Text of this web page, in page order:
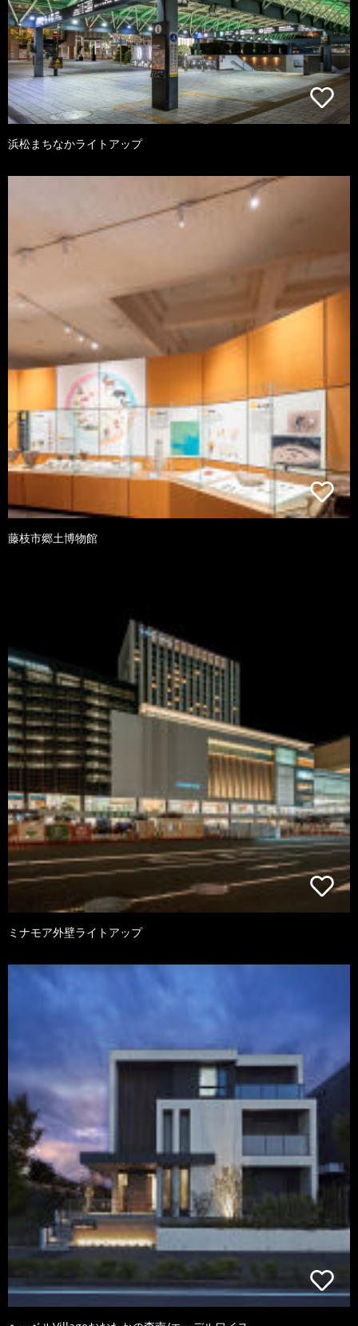
浜松まちなかライトアップ
藤枝市郷土博物館
ミナモア外壁ライトアップ